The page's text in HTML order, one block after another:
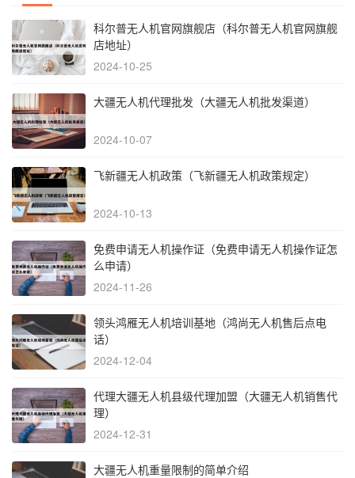
科尔普无人机官网旗舰店（科尔普无人机官网旗舰
店地址）
2024-10-25
大疆无人机代理批发（大疆无人机批发渠道）
2024-10-07
飞新疆无人机政策（飞新疆无人机政策规定）
2024-10-13
免费申请无人机操作证（免费申请无人机操作证怎
么申请）
2024-11-26
领头鸿雁无人机培训基地（鸿尚无人机售后点电
话）
2024-12-04
代理大疆无人机县级代理加盟（大疆无人机销售代
理）
2024-12-31
大疆无人机重量限制的简单介绍